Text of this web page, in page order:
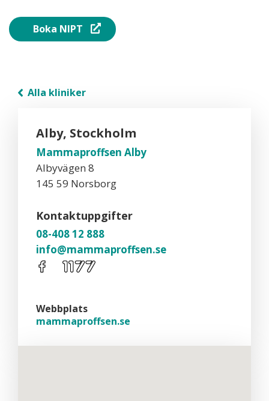
Boka NIPT
Alla kliniker
Alby, Stockholm
Mammaproffsen Alby
Albyvägen 8
145 59 Norsborg
Kontaktuppgifter
08-408 12 888
info@mammaproffsen.se
Webbplats
mammaproffsen.se